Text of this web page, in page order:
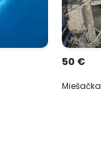
50 €
Miešačka